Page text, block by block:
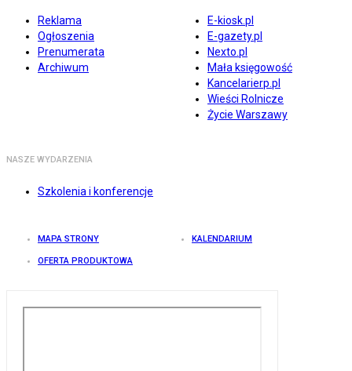
Reklama
Ogłoszenia
Prenumerata
Archiwum
E-kiosk.pl
E-gazety.pl
Nexto.pl
Mała księgowość
Kancelarierp.pl
Wieści Rolnicze
Życie Warszawy
NASZE WYDARZENIA
Szkolenia i konferencje
MAPA STRONY KALENDARIUM
OFERTA PRODUKTOWA